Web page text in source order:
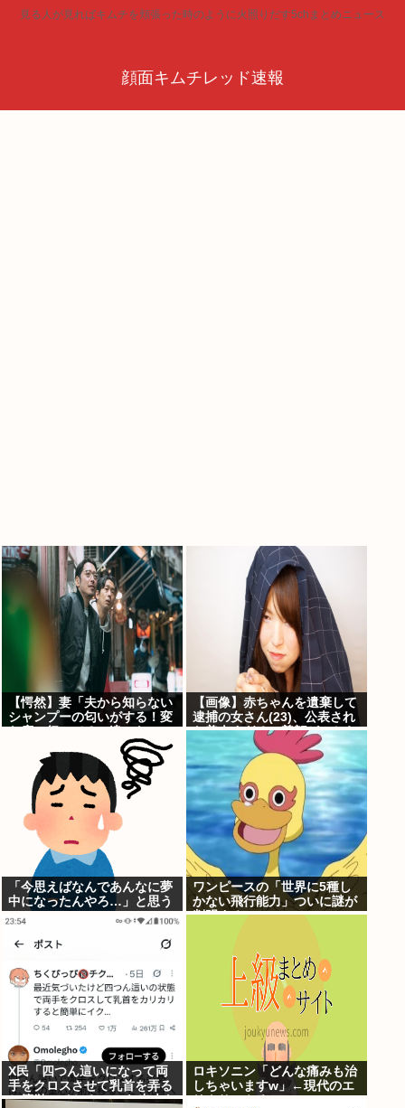
見る人が見ればキムチを頬張った時のように火照りだす5chまとめニュース
顔面キムチレッド速報
【愕然】妻「夫から知らない
シャンプーの匂いがする！変
い！！！」探偵「調べたとこ
ろ･･･」⇒結果ｗｗ
【画像】赤ちゃんを遺棄して
逮捕の女さん(23)、公表され
た美人すぎるご尊顔がこちら
「今思えばなんであんなに夢
中になったんやろ…」と思う
コンテンツ
ワンピースの「世界に5種し
かない飛行能力」ついに謎が
判明するwww
X民「四つん這いになって両
手をクロスさせて乳首を弄る
と簡単にイケる」 これ出来な
ロキソニン「どんな痛みも治
しちゃいますw」←現代のエ